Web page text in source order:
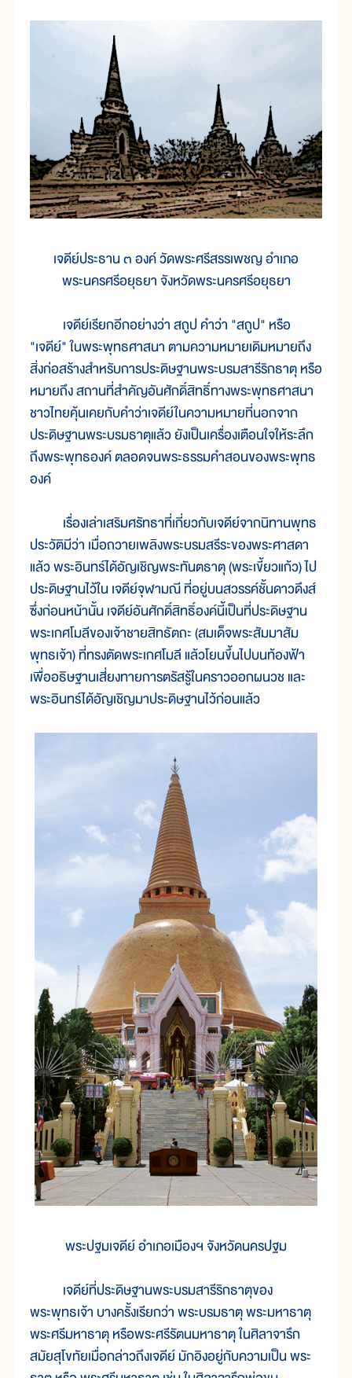
เจดีย์ประธาน ๓ องค์ วัดพระศรีสรรเพชญ อำเภอ
พระนครศรีอยุธยา จังหวัดพระนครศรีอยุธยา
เจดีย์เรียกอีกอย่างว่า สถูป คำว่า "สถูป" หรือ
"เจดีย์" ในพระพุทธศาสนา ตามความหมายเดิมหมายถึง
สิ่งก่อสร้างสำหรับการประดิษฐานพระบรมสารีริกธาตุ หรือ
หมายถึง สถานที่สำคัญอันศักดิ์สิทธิ์ทางพระพุทธศาสนา
ชาวไทยคุ้นเคยกับคำว่าเจดีย์ในความหมายที่นอกจาก
ประดิษฐานพระบรมธาตุแล้ว ยังเป็นเครื่องเตือนใจให้ระลึก
ถึงพระพุทธองค์ ตลอดจนพระธรรมคำสอนของพระพุทธ
องค์
เรื่องเล่าเสริมศรัทธาที่เกี่ยวกับเจดีย์จากนิทานพุทธ
ประวัติมีว่า เมื่อถวายเพลิงพระบรมสรีระของพระศาสดา
แล้ว พระอินทร์ได้อัญเชิญพระทันตธาตุ (พระเขี้ยวแก้ว) ไป
ประดิษฐานไว้ใน เจดีย์จุฬามณี ที่อยู่บนสวรรค์ชั้นดาวดึงส์
ซึ่งก่อนหน้านั้น เจดีย์อันศักดิ์สิทธิ์องค์นี้เป็นที่ประดิษฐาน
พระเกศโมลีของเจ้าชายสิทธัตถะ (สมเด็จพระสัมมาสัม
พุทธเจ้า) ที่ทรงตัดพระเกศโมลี แล้วโยนขึ้นไปบนท้องฟ้า
เพื่ออธิษฐานเสี่ยงทายการตรัสรู้ในคราวออกผนวช และ
พระอินทร์ได้อัญเชิญมาประดิษฐานไว้ก่อนแล้ว
พระปฐมเจดีย์ อำเภอเมืองฯ จังหวัดนครปฐม
เจดีย์ที่ประดิษฐานพระบรมสารีริกธาตุของ
พระพุทธเจ้า บางครั้งเรียกว่า พระบรมธาตุ พระมหาธาตุ
พระศรีมหาธาตุ หรือพระศรีรัตนมหาธาตุ ในศิลาจารึก
สมัยสุโขทัยเมื่อกล่าวถึงเจดีย์ มักอิงอยู่กับความเป็น พระ